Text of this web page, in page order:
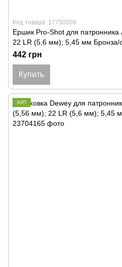
Код товара: 17750009
Ершик Pro-Shot для
22 LR (5,6 мм); 5,45 мм Бронза/
442 грн
Купить
ХИТ